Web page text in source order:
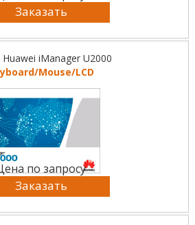
Заказать
iManager U2000
Mouse/LCD
по запросу
Заказать